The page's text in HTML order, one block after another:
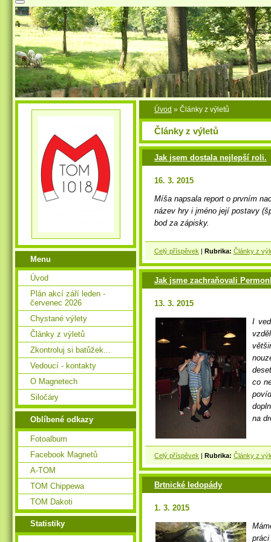
Úvod » Články z výletů
Články z výletů
Jak jsem dostala nejlepší roli.
16. 3. 2015
Míša napsala report o prvním
název hry i jméno její postavy
bod za zápisky.
Celý příspěvek | Rubrika: Články z
Jak jsme zachraňovali
13. 3. 2015
I
co
na
Celý příspěvek | Rubrika: Články z
Brtnické ledopády
1. 3. 2015
Menu
Úvod
Plán akcí září leden -
červenec 2026
Chystané výlety
Články z výletů
Zkontroluj si batůžek...
Vedoucí - kontakty
O Magnetech
Siločáry
Oblíbené odkazy
Fotoalbum
Facebook Magnetů
A-TOM
TOM Chippewa
TOM Dakoti
Statistiky